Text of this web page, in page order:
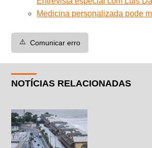
Medicina personalizada pode
⚠️ Comunicar erro
NOTÍCIAS RELACIONADAS